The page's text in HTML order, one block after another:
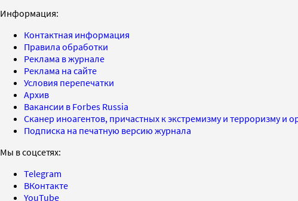
Информация:
Контактная информация
Правила обработки
Реклама в журнале
Реклама на сайте
Условия перепечатки
Архив
Вакансии в Forbes Russia
Сканер иноагентов, причастных к экстремизму и терроризму
Подписка на печатную версию журнала
Мы в соцсетях:
Telegram
ВКонтакте
YouTube